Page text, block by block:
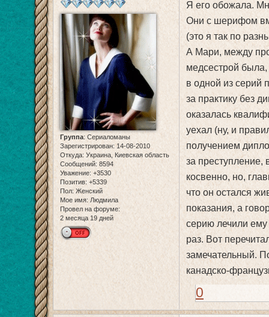
Группа: Сериаломаны
Зарегистрирован: 14-08-2010
Откуда: Украина, Киевская область
Сообщений: 8594
Уважение: +3530
Позитив: +5339
Пол: Женский
Мое имя: Людмила
Провел на форуме:
2 месяца 19 дней
Я его обожала.
Они с шерифом
(это я так по
А Мари, между
медсестрой
в одной из серий
за практику без
оказалась
уехал (ну, и
получением
за преступление,
косвенно, но,
что он остался
показания, а
серию лечили ему
раз. Вот
замечательный.
канадско-
0